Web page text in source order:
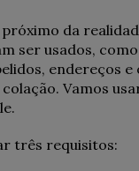
da
usados, como
endereços
Vamos
três requisitos: